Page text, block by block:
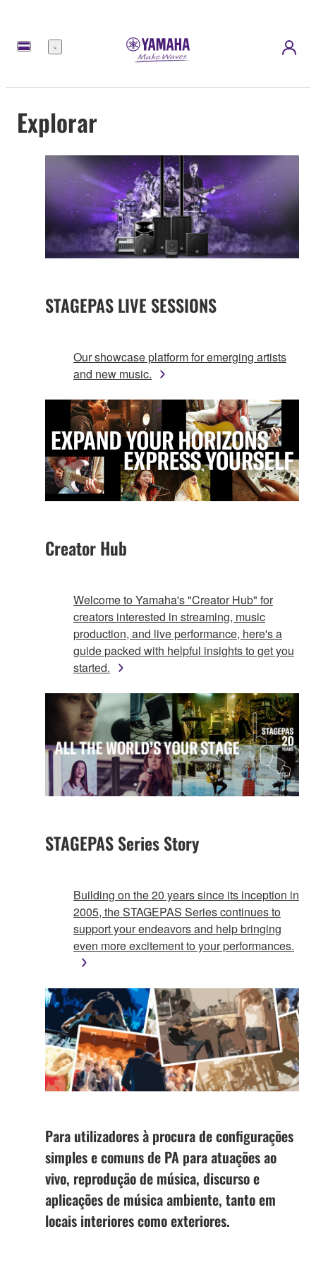
Menu
Explorar
STAGEPAS LIVE SESSIONS
Our showcase platform for emerging artists
and new music.
Creator Hub
Welcome to Yamaha's "Creator Hub" for
creators interested in streaming, music
production, and live performance, here's a
guide packed with helpful insights to get you
started.
STAGEPAS Series Story
Building on the 20 years since its inception in
2005, the STAGEPAS Series continues to
support your endeavors and help bringing
even more excitement to your performances.
Para utilizadores à procura de configurações
simples e comuns de PA para atuações ao
vivo, reprodução de música, discurso e
aplicações de música ambiente, tanto em
locais interiores como exteriores.